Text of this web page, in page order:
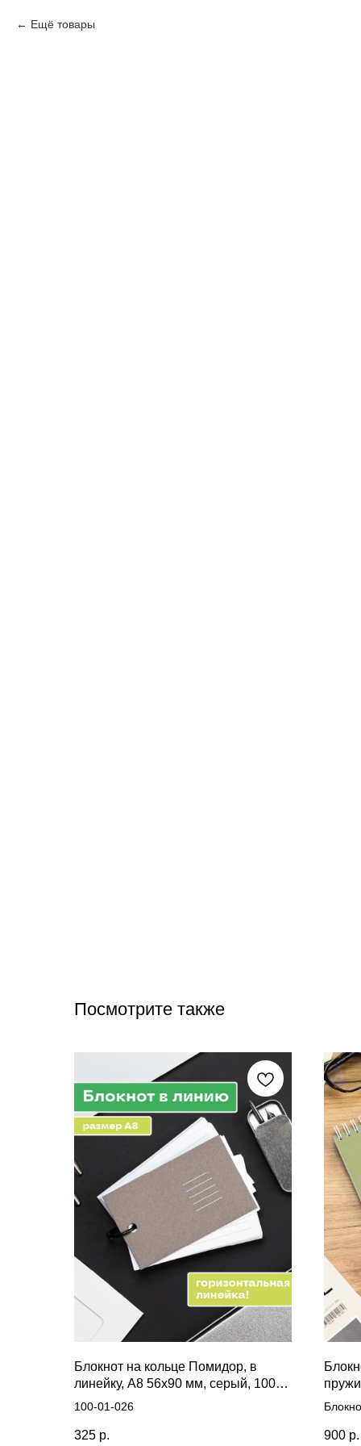
Ещё товары
Посмотрите также
Блокнот на кольце Помидор, в
линейку, А8 56х90 мм, серый, 100
листов
100-01-026
325 р. 900 р.